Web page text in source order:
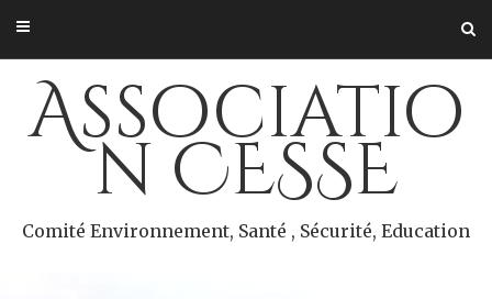
content
Associatio
n CESSE
Comité Environnement, Santé , Sécurité, Education